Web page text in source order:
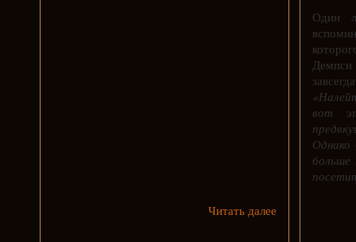
Читать далее
Один
вот
Однако
больше